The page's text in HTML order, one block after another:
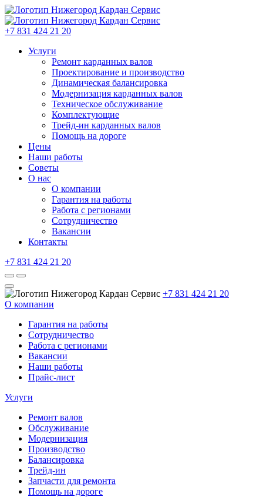
+7 831 424 21 20
Услуги
Ремонт карданных валов
Проектирование и производство
Динамическая балансировка
Модернизация карданных валов
Техническое обслуживание
Комплектующие
Трейд-ин карданных валов
Помощь на дороге
Цены
Наши работы
Советы
О нас
О компании
Гарантия на работы
Работа с регионами
Сотрудничество
Вакансии
Контакты
+7 831 424 21 20
+7 831 424 21 20
О компании
Гарантия на работы
Сотрудничество
Работа с регионами
Вакансии
Наши работы
Прайс-лист
Услуги
Ремонт валов
Обслуживание
Модернизация
Производство
Балансировка
Трейд-ин
Запчасти для ремонта
Помощь на дороге